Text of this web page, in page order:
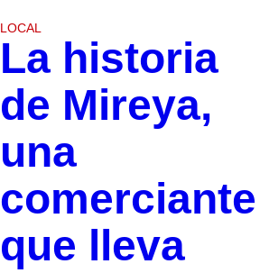
LOCAL
La historia
de Mireya,
una
comerciante
que lleva